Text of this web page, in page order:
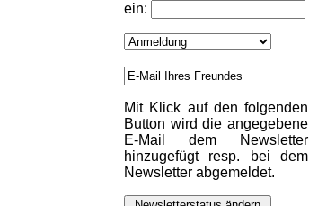
ein:
Mit Klick auf den folgenden
Button wird die angegebene
E-Mail dem Newsletter
hinzugefügt resp. bei dem
Newsletter abgemeldet.